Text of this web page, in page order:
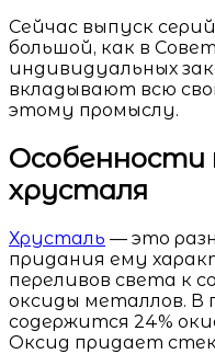
Сейчас выпуск
большой, как в
индивидуальных
вкладывают всю
этому промыслу.
Особенности
хрусталя
Хрусталь — это
придания ему
переливов света к
оксиды металлов. В
содержится 24%
Оксид придает